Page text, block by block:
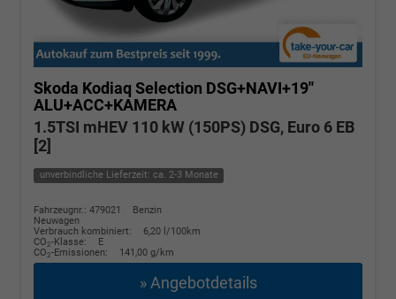
Skoda Kodiaq Selection DSG+NAVI+19''
ALU+ACC+KAMERA
1.5TSI mHEV 110 kW (150PS) DSG, Euro 6 EB
[2]
unverbindliche Lieferzeit: ca. 2-3 Monate
Fahrzeugnr.: 479021
Benzin
Neuwagen
Verbrauch kombiniert:
6,20 l/100km
CO2-Klasse:
E
CO2-Emissionen: 141,00 g/km
» Angebotdetails